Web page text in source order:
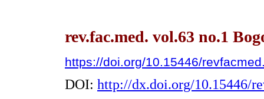
rev.fac.med. vol.63 no.1
https://doi.org/10.15446/
DOI: http://dx.doi.org/10.15446/